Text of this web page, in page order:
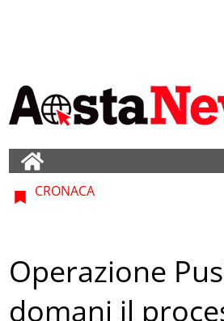
CRONACA
Operazione
domani il